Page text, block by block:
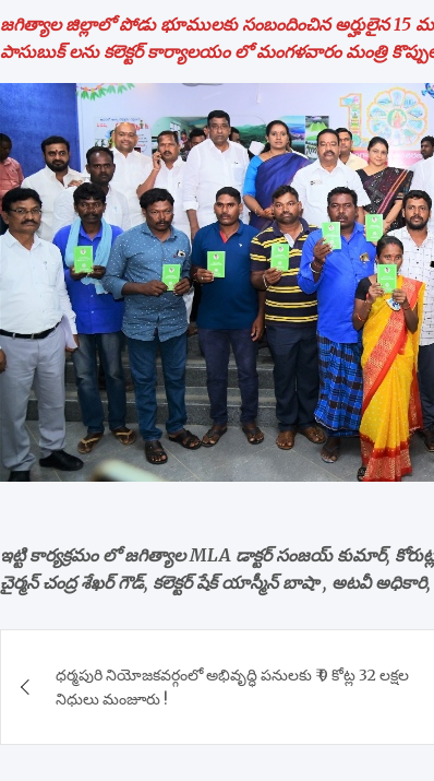
జగిత్యాలజిల్లాలో పోడు భూములకు సంబందించిన అర్హులైన 15
పాసుబుక్ లను కలెక్టర్ కార్యాలయం లో మంగళవారం మంత్రి
ఇట్టి కార్యక్రమం లో జగిత్యాల MLA డాక్టర్ సంజయ్ కుమార్,
చైర్మన్ చంద్ర శేఖర్ గౌడ్, కలెక్టర్ షేక్ యాస్మీన్ బాషా , అటవీ
navigation
ధర్మపురి నియోజకవర్గంలో అభివృద్ధి పనులకు ₹ 9 కోట్ల 32 లక్షల
నిధులు మంజూరు !